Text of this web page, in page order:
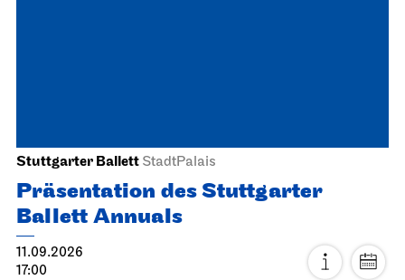
Stuttgarter Ballett StadtPalais
Präsentation des Stuttgarter
Ballett Annuals
11.09.2026
17:00